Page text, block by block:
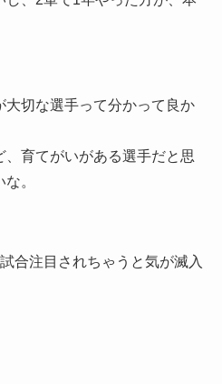
切な選手って分かって良か
育てがいがある選手だと思
。
合注目されちゃうと気が滅入